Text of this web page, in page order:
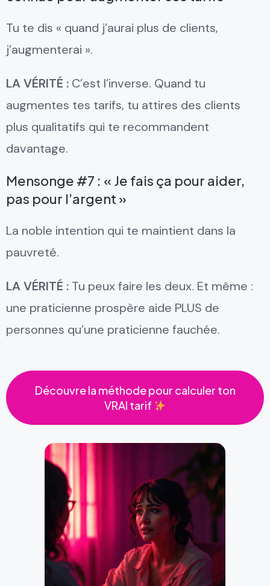
Tu te dis « quand j’aurai plus de clients,
j’augmenterai ».
LA VÉRITÉ : C’est l’inverse. Quand tu
augmentes tes tarifs, tu attires des clients
plus qualitatifs qui te recommandent
davantage.
Mensonge #7 : « Je fais ça pour aider,
pas pour l’argent »
La noble intention qui te maintient dans la
pauvreté.
LA VÉRITÉ : Tu peux faire les deux. Et même :
une praticienne prospère aide PLUS de
personnes qu’une praticienne fauchée.
Découvre la méthode pour calculer ton
VRAI tarif